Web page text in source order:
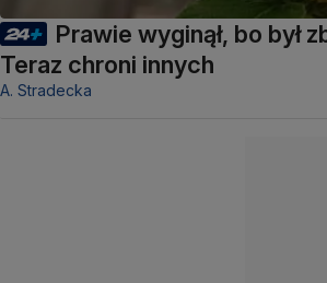
Prawie wyginął, bo był
Teraz chroni innych
A. Stradecka